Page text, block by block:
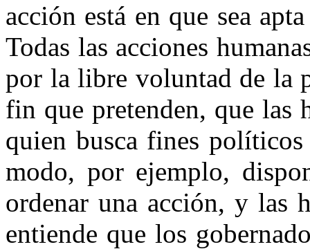
acción está en que sea
Todas las acciones
por la libre voluntad de la
fin que pretenden, que las
quien busca fines
modo, por ejemplo,
ordenar una acción, y las
entiende que los